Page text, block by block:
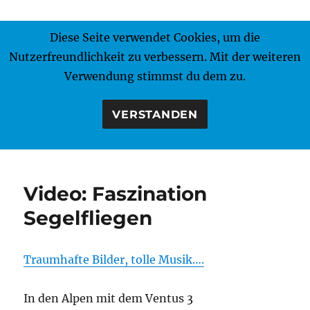
MENÜ
Video: Faszination
Segelfliegen
Traumhafte Bilder, tolle Musik….
In den Alpen mit dem Ventus 3
Diese Seite verwendet Cookies, um die
Nutzerfreundlichkeit zu verbessern. Mit der weiteren
Verwendung stimmst du dem zu.
VERSTANDEN